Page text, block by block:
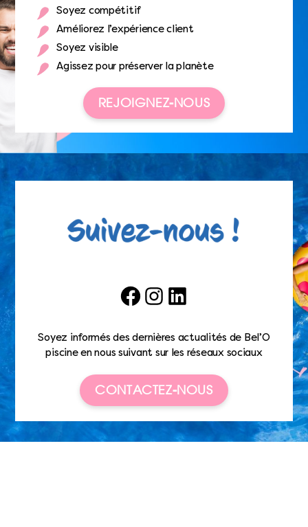
Soyez compétitif
Améliorez l’expérience client
Soyez visible
Agissez pour préserver la planète
REJOIGNEZ-NOUS
FacebookInstagramLinkedIn
Soyez informés des dernières actualités de Bel’O
piscine en nous suivant sur les réseaux sociaux
CONTACTEZ-NOUS